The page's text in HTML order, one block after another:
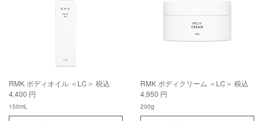
RMK ボディオイル ＜LC＞ 税込
4,400 円
150mL
RMK ボディクリーム ＜LC＞ 税込
4,950 円
200g